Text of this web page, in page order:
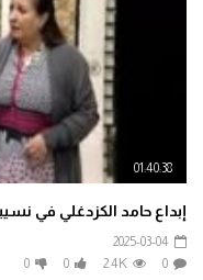
01:40:38
إبداع حامد الكزدغلي في
2025-03-04
0
2.4K
0
0